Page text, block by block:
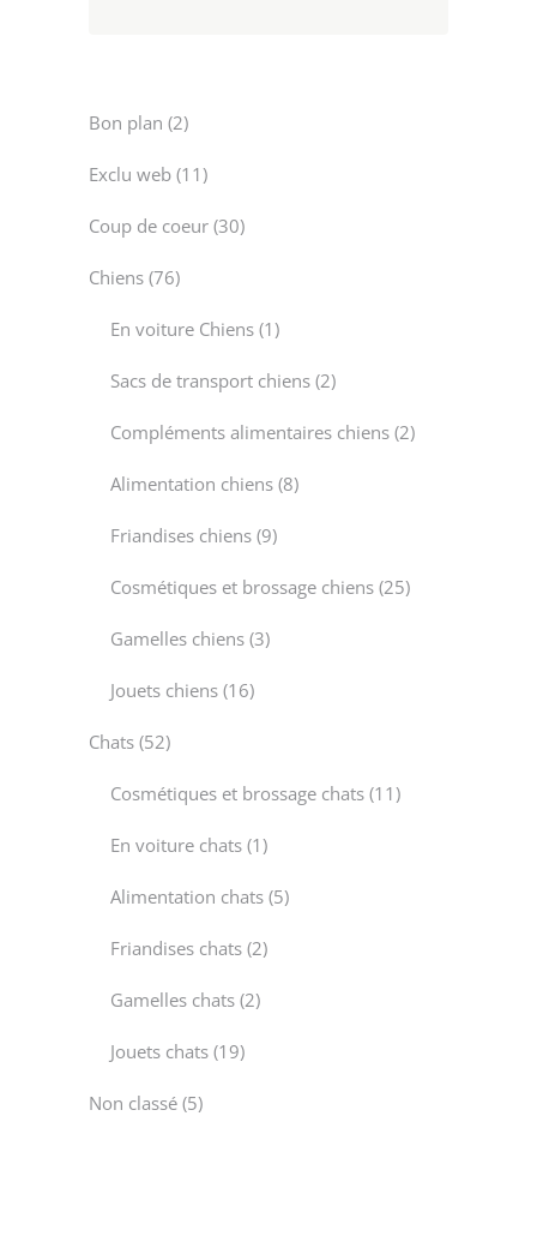
Bon plan 22
Exclu web 1111
Coup de coeur 3030
Chiens 7676
En voiture Chiens 11
Sacs de transport chiens 22
Compléments alimentaires chiens 22
Alimentation chiens 88
Friandises chiens 99
Cosmétiques et brossage chiens 2525
Gamelles chiens 33
Jouets chiens 1616
Chats 5252
Cosmétiques et brossage chats 1111
En voiture chats 11
Alimentation chats 55
Friandises chats 22
Gamelles chats 22
Jouets chats 1919
Non classé 55